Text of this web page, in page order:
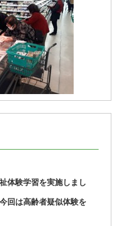
体験学習を実施しまし
回は高齢者疑似体験を